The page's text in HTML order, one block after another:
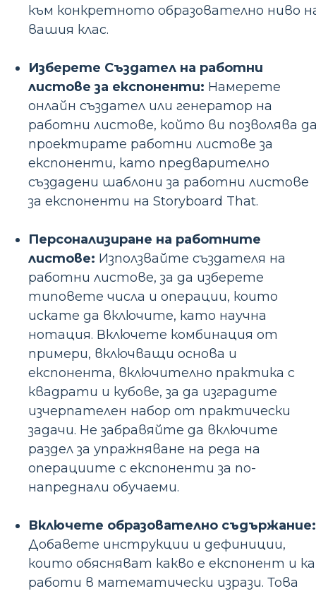
към конкретното образователно ниво
вашия клас.
Изберете Създател на работни
листове за експоненти: Намерете
онлайн създател или генератор на
работни листове, който ви позволява
проектирате работни листове за
експоненти, като предварително
създадени шаблони за работни листове
за експоненти на Storyboard That.
Персонализиране на работните
листове: Използвайте създателя на
работни листове, за да изберете
типовете числа и операции, които
искате да включите, като научна
нотация. Включете комбинация от
примери, включващи основа и
експонента, включително практика с
квадрати и кубове, за да изградите
изчерпателен набор от практически
задачи. Не забравяйте да включите
раздел за упражняване на реда на
операциите с експоненти за по-
напреднали обучаеми.
Включете образователно съдържание:
Добавете инструкции и дефиниции,
които обясняват какво е експонент и
работи в математически изрази. Това